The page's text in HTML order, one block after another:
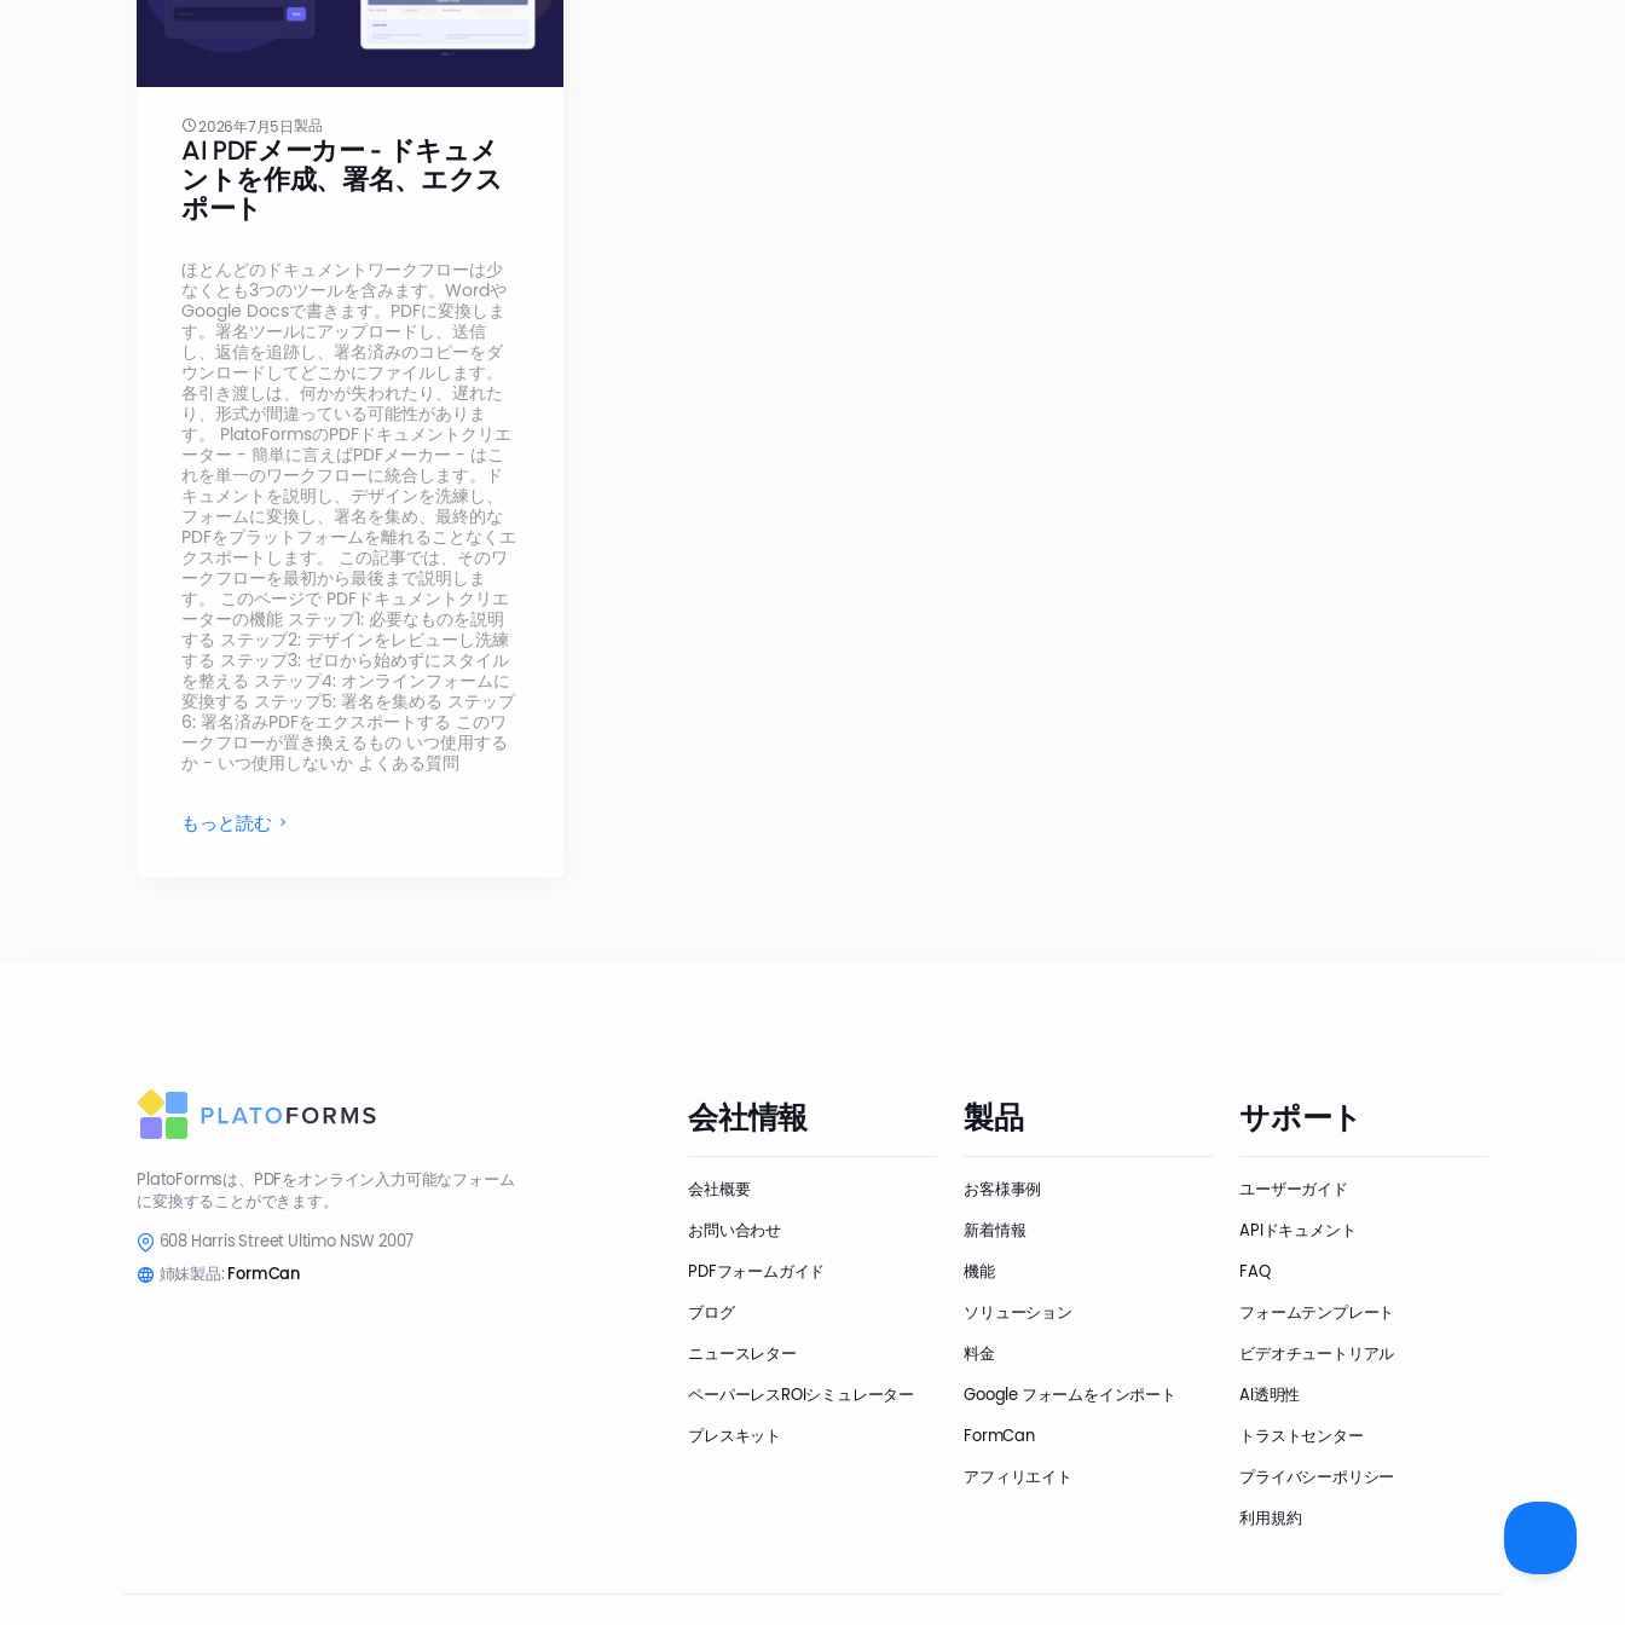
2026年7月5日製品
AI PDFメーカー - ドキュメ
ントを作成、署名、エクス
ポート
ほとんどのドキュメントワークフローは少
なくとも3つのツールを含みます。Wordや
Google Docsで書きます。PDFに変換しま
す。署名ツールにアップロードし、送信
し、返信を追跡し、署名済みのコピーをダ
ウンロードしてどこかにファイルします。
各引き渡しは、何かが失われたり、遅れた
り、形式が間違っている可能性がありま
す。 PlatoFormsのPDFドキュメントクリエ
ーター - 簡単に言えばPDFメーカー - はこ
れを単一のワークフローに統合します。ド
キュメントを説明し、デザインを洗練し、
フォームに変換し、署名を集め、最終的な
PDFをプラットフォームを離れることなくエ
クスポートします。 この記事では、そのワ
ークフローを最初から最後まで説明しま
す。 このページで PDFドキュメントクリエ
ーターの機能 ステップ1: 必要なものを説明
する ステップ2: デザインをレビューし洗練
する ステップ3: ゼロから始めずにスタイル
を整える ステップ4: オンラインフォームに
変換する ステップ5: 署名を集める ステップ
6: 署名済みPDFをエクスポートする このワ
ークフローが置き換えるもの いつ使用する
か - いつ使用しないか よくある質問
もっと読む
PlatoFormsは、PDFをオンライン入力可能なフォーム
に変換することができます。
608 Harris Street Ultimo NSW 2007
姉妹製品: FormCan
会社情報
会社概要
お問い合わせ
PDFフォームガイド
ブログ
ニュースレター
ペーパーレスROIシミュレーター
プレスキット
製品
お客様事例
新着情報
機能
ソリューション
料金
Google フォームをインポート
FormCan
アフィリエイト
サポート
ユーザーガイド
APIドキュメント
FAQ
フォームテンプレート
ビデオチュートリアル
AI透明性
トラストセンター
プライバシーポリシー
利用規約